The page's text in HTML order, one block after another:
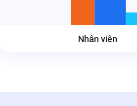
Nhân viên